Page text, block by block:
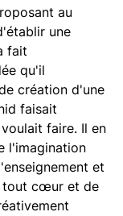
au
une
fait
qu'il
création d'une
faisait
faire. Il en
l'imagination
et
tout cœur et de